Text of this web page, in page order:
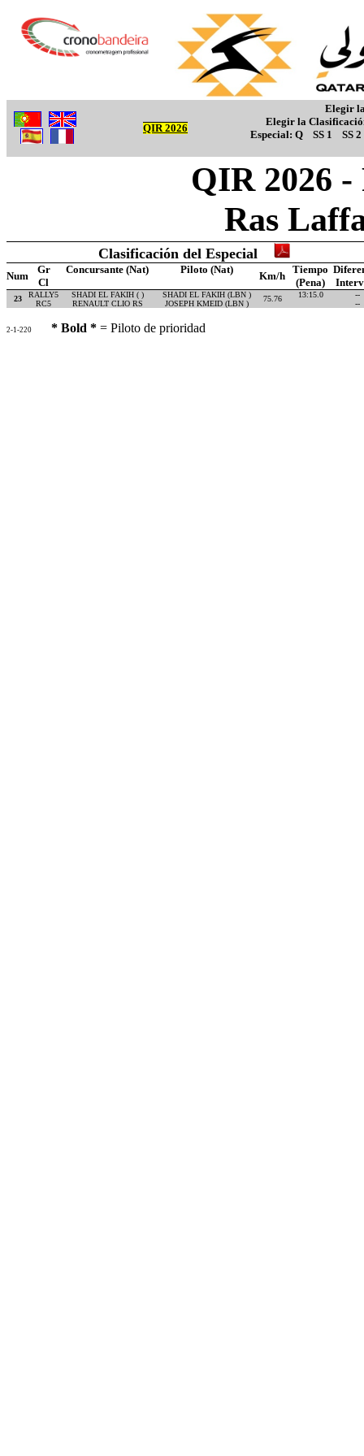
QIR 2026
Elegir
Elegir la
Especial: Q SS 1 SS 2
QIR 2026
Ras
Clasificación del Especial
Num
Gr Concursante (Nat) Piloto (Nat)
Km/h
Tiempo
Cl
(Pena)
23 RALLY5 SHADI EL FAKIH ( ) SHADI EL FAKIH (LBN ) 75.76 13:15.0
--
RC5
RENAULT CLIO RS JOSEPH KMEID (LBN ) --
2-1-220 * Bold * = Piloto de prioridad